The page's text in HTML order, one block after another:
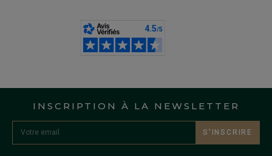
INSCRIPTION À LA NEWSLETTER
S’INSCRIRE